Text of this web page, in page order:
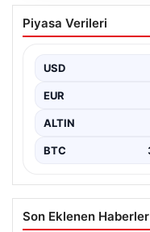
İntihar Eden
Çıkan İsimler
Elazığ'da, tefecilere
alan…
Piyasa Verileri
USD
EUR
ALTIN
BTC
Son Eklenen Haberler